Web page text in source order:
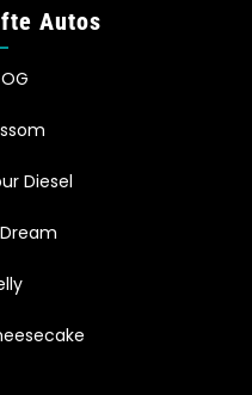
Autos
Diesel